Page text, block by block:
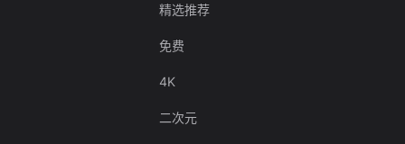
精选推荐
免费
4K
二次元